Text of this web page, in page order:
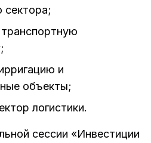
сектора;
и
объекты;
логистики.
сессии «Инвестиции